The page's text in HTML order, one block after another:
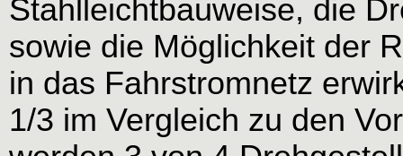
Stahlleichtbauweise, die
sowie die Möglichkeit der
in das Fahrstromnetz
1/3 im Vergleich zu den